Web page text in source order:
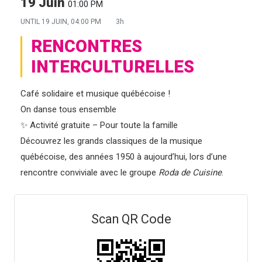
01:00 PM
UNTIL 19 JUIN, 04:00 PM 3h
RENCONTRES
INTERCULTURELLES
Café solidaire et musique québécoise !
On danse tous ensemble
✨ Activité gratuite – Pour toute la famille
Découvrez les grands classiques de la musique
québécoise, des années 1950 à aujourd’hui, lors d’une
rencontre conviviale avec le groupe Roda de Cuisine.
Scan QR Code